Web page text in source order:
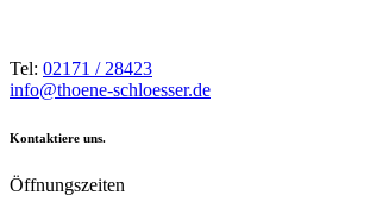
Tel: 02171 / 28423
info@thoene-schloesser.de
Kontaktiere uns.
Öffnungszeiten